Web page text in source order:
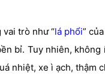
trò như “lá phổi”
bỉ. Tuy nhiên,
nhiệt, xe ì ạch, thậm